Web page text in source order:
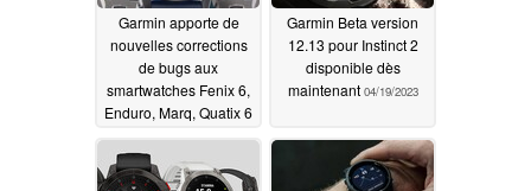
Garmin apporte de
nouvelles corrections
de bugs aux
smartwatches Fenix 6,
Enduro, Marq, Quatix 6
mise à jour Beta
Version 25.8104/19/2023
Garmin Beta version
12.13 pour Instinct 2
disponible dès
maintenant 04/19/2023